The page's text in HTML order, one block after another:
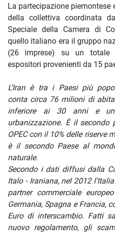
La partecipazione piemontese
della collettiva coordinata
Speciale della Camera di
quello italiano era il gruppo
(26 imprese) su un
espositori provenienti da 15
L’Iran è tra i Paesi più
conta circa 76 milioni di
inferiore ai 30 anni e
urbanizzazione. È il secondo
OPEC con il 10% delle riserve
è il secondo Paese al
naturale.
Secondo i dati diffusi dalla
Italo - Iraniana, nel 2012
partner commerciale
Germania, Spagna e Francia,
Euro di interscambio. Fatti
nuovo regolamento, gli